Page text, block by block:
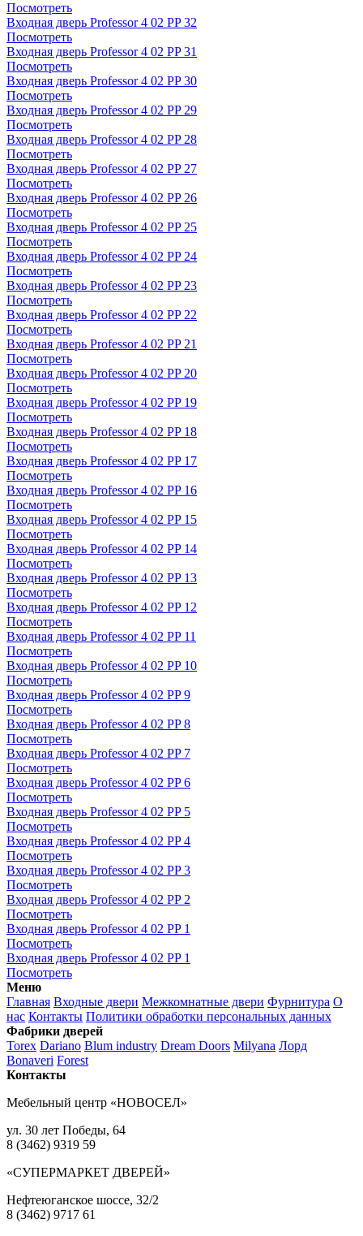
Посмотреть
Входная дверь Professor 4 02 PP 32
Посмотреть
Входная дверь Professor 4 02 PP 31
Посмотреть
Входная дверь Professor 4 02 PP 30
Посмотреть
Входная дверь Professor 4 02 PP 29
Посмотреть
Входная дверь Professor 4 02 PP 28
Посмотреть
Входная дверь Professor 4 02 PP 27
Посмотреть
Входная дверь Professor 4 02 PP 26
Посмотреть
Входная дверь Professor 4 02 PP 25
Посмотреть
Входная дверь Professor 4 02 PP 24
Посмотреть
Входная дверь Professor 4 02 PP 23
Посмотреть
Входная дверь Professor 4 02 PP 22
Посмотреть
Входная дверь Professor 4 02 PP 21
Посмотреть
Входная дверь Professor 4 02 PP 20
Посмотреть
Входная дверь Professor 4 02 PP 19
Посмотреть
Входная дверь Professor 4 02 PP 18
Посмотреть
Входная дверь Professor 4 02 PP 17
Посмотреть
Входная дверь Professor 4 02 PP 16
Посмотреть
Входная дверь Professor 4 02 PP 15
Посмотреть
Входная дверь Professor 4 02 PP 14
Посмотреть
Входная дверь Professor 4 02 PP 13
Посмотреть
Входная дверь Professor 4 02 PP 12
Посмотреть
Входная дверь Professor 4 02 PP 11
Посмотреть
Входная дверь Professor 4 02 PP 10
Посмотреть
Входная дверь Professor 4 02 PP 9
Посмотреть
Входная дверь Professor 4 02 PP 8
Посмотреть
Входная дверь Professor 4 02 PP 7
Посмотреть
Входная дверь Professor 4 02 PP 6
Посмотреть
Входная дверь Professor 4 02 PP 5
Посмотреть
Входная дверь Professor 4 02 PP 4
Посмотреть
Входная дверь Professor 4 02 PP 3
Посмотреть
Входная дверь Professor 4 02 PP 2
Посмотреть
Входная дверь Professor 4 02 PP 1
Посмотреть
Входная дверь Professor 4 02 PP 1
Посмотреть
Меню
Главная Входные двери Межкомнатные двери Фурнитура О
нас Контакты Политики обработки персональных данных
Фабрики дверей
Torex Dariano Blum industry Dream Doors Milyana Лорд
Bonaveri Forest
Контакты
Мебельный центр «НОВОСЕЛ»
ул. 30 лет Победы, 64
8 (3462) 9319 59
«СУПЕРМАРКЕТ ДВЕРЕЙ»
Нефтеюганское шоссе, 32/2
8 (3462) 9717 61